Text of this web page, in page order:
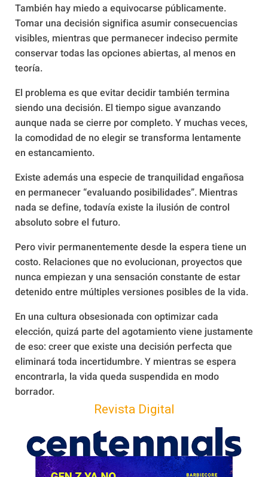
También hay miedo a equivocarse públicamente.
Tomar una decisión significa asumir consecuencias
visibles, mientras que permanecer indeciso permite
conservar todas las opciones abiertas, al menos en
teoría.
El problema es que evitar decidir también termina
siendo una decisión. El tiempo sigue avanzando
aunque nada se cierre por completo. Y muchas veces,
la comodidad de no elegir se transforma lentamente
en estancamiento.
Existe además una especie de tranquilidad engañosa
en permanecer “evaluando posibilidades”. Mientras
nada se define, todavía existe la ilusión de control
absoluto sobre el futuro.
Pero vivir permanentemente desde la espera tiene un
costo. Relaciones que no evolucionan, proyectos que
nunca empiezan y una sensación constante de estar
detenido entre múltiples versiones posibles de la vida.
En una cultura obsesionada con optimizar cada
elección, quizá parte del agotamiento viene justamente
de eso: creer que existe una decisión perfecta que
eliminará toda incertidumbre. Y mientras se espera
encontrarla, la vida queda suspendida en modo
borrador.
Revista Digital